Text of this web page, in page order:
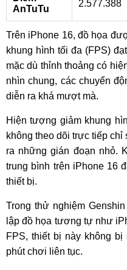
AnTuTu
2.577.388
Trên iPhone 16, đồ họa
khung hình tối đa (FPS)
mặc dù thỉnh thoảng có
nhìn chung, các chuyển
diễn ra khá mượt mà.
Hiện tượng giảm khung
không theo dõi trực tiếp
ra những gián đoạn nhỏ.
trung bình trên iPhone 16
thiết bị.
Trong thử nghiệm
lập đồ họa tương tự như
FPS, thiết bị này không
phút chơi liên tục.